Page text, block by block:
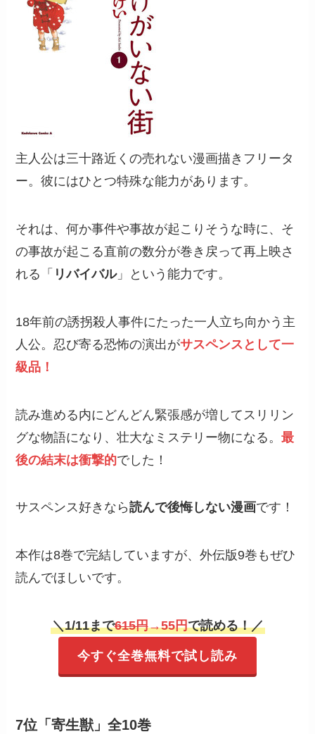
主人公は三十路近くの売れない漫画描きフリータ
ー。彼にはひとつ特殊な能力があります。
それは、何か事件や事故が起こりそうな時に、そ
の事故が起こる直前の数分が巻き戻って再上映さ
れる「 リバイバル」という能力です。
18年前の誘拐殺人事件にたった一人立ち向かう主
人公。忍び寄る恐怖の演出がサスペンスとして一
級品！
読み進める内にどんどん緊張感が増してスリリン
グな物語になり、壮大なミステリー物になる。最
後の結末は衝撃的でした！
サスペンス好きなら読んで後悔しない漫画です！
本作は8巻で完結していますが、外伝版9巻もぜひ
読んでほしいです。
＼1/11まで615円→55円で読める！／
今すぐ全巻無料で試し読み
7位「寄生獣」全10巻